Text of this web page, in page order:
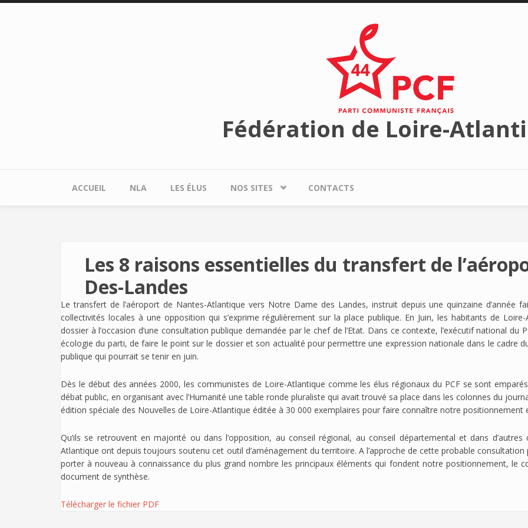
Aller au contenu principal
Fédération de Loire-
ACCUEIL NLA LES ÉLUS NOS SITES CONTACTS
Les 8 raisons essentielles du transfert de
Des-Landes
Le transfert de l’aéroport de Nantes-Atlantique vers Notre Dame des Landes, instruit depuis une quinzaine d’année
collectivités locales à une opposition qui s’exprime régulièrement sur la place publique. En Juin, les habitants de
dossier à l’occasion d’une consultation publique demandée par le chef de l’Etat. Dans ce contexte, l’exécutif national du
écologie du parti, de faire le point sur le dossier et son actualité pour permettre une expression nationale dans le cadre
publique qui pourrait se tenir en juin.
Dès le début des années 2000, les communistes de Loire-Atlantique comme les élus régionaux du PCF se sont
débat public, en organisant avec l’Humanité une table ronde pluraliste qui avait trouvé sa place dans les colonnes du
édition spéciale des Nouvelles de Loire-Atlantique éditée à 30 000 exemplaires pour faire connaître notre
Qu’ils se retrouvent en majorité ou dans l’opposition, au conseil régional, au conseil départemental et dans
Atlantique ont depuis toujours soutenu cet outil d’aménagement du territoire. A l’approche de cette probable
porter à nouveau à connaissance du plus grand nombre les principaux éléments qui fondent notre positionnement, le
document de synthèse.
Télécharger le fichier PDF